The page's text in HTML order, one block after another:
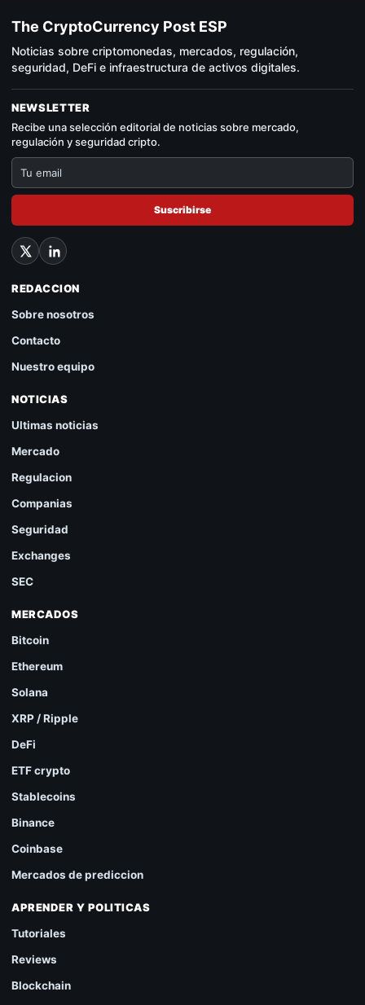
The CryptoCurrency Post ESP
Noticias sobre criptomonedas, mercados, regulación,
seguridad, DeFi e infraestructura de activos digitales.
NEWSLETTER
Recibe una selección editorial de noticias sobre mercado,
regulación y seguridad cripto.
Suscribirse
REDACCION
Sobre nosotros
Contacto
Nuestro equipo
NOTICIAS
Ultimas noticias
Mercado
Regulacion
Companias
Seguridad
Exchanges
SEC
MERCADOS
Bitcoin
Ethereum
Solana
XRP / Ripple
DeFi
ETF crypto
Stablecoins
Binance
Coinbase
Mercados de prediccion
APRENDER Y POLITICAS
Tutoriales
Reviews
Blockchain